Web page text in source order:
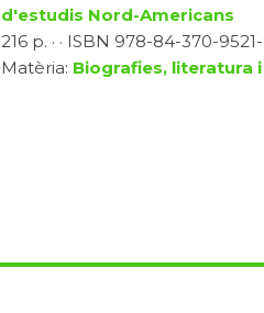
d'estudis Nord-Americans
216 p. · · ISBN 978-84-370-
Matèria: Biografies, literatura